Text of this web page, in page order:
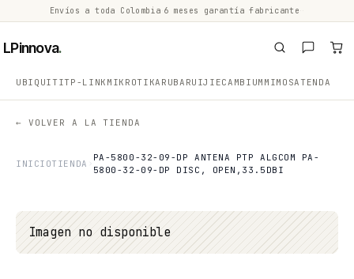
Envíos a toda Colombia 6 meses garantía fabricante
LPinnova.
UBIQUITITP-LINK MIKROTIKARUBA RUIJIECAMBIUM MIMOSATENDA
← VOLVER A LA TIENDA
INICIOTIENDA
PA-5800-32-09-DP ANTENA PTP ALGCOM PA-
5800-32-09-DP DISC, OPEN,33.5DBI
Imagen no disponible